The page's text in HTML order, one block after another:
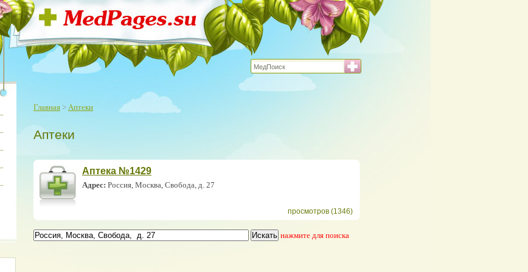
Главная > Аптеки
Аптеки
Аптека №1429
Адрес: Россия, Москва, Свобода, д. 27
просмотров (1346)
нажмите для поиска